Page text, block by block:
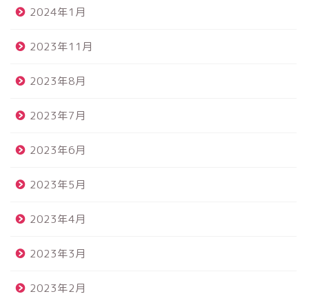
2024年1月
2023年11月
2023年8月
2023年7月
2023年6月
2023年5月
2023年4月
2023年3月
2023年2月